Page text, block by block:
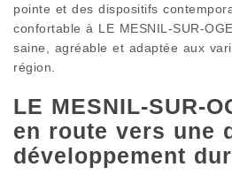
pointe et des dispositifs
confortable à LE MESNIL-SUR-
saine, agréable et adaptée aux
région.
LE MESNIL-SUR-
en route vers une
développement